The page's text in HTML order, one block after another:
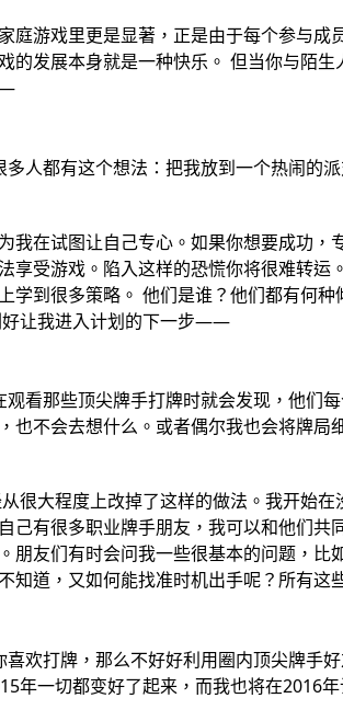
庭游戏里更是显著，正是由于每个参与
的发展本身就是一种快乐。 但当你与陌
人都有这个想法：把我放到一个热闹的
我在试图让自己专心。如果你想要成功
享受游戏。陷入这样的恐慌你将很难转
学到很多策略。 他们是谁？他们都有何
好让我进入计划的下一步——
看那些顶尖牌手打牌时就会发现，他们
也不会去想什么。或者偶尔我也会将牌
很大程度上改掉了这样的做法。我开始
己有很多职业牌手朋友，我可以和他们
朋友们有时会问我一些很基本的问题，
知道，又如何能找准时机出手呢？所有
欢打牌，那么不好好利用圈内顶尖牌手
年一切都变好了起来，而我也将在2016年